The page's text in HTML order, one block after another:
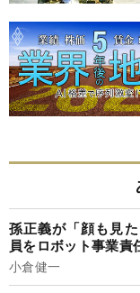
孫正義が「顔も見
員をロボット事業責
小倉健一